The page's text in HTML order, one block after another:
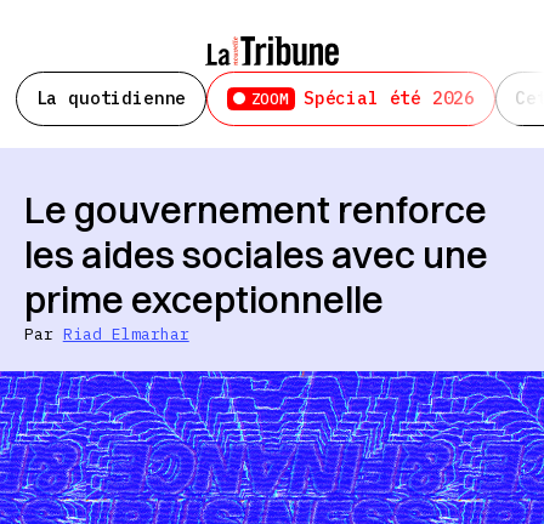
La quotidienne ZOOM Spécial été 2026
Le gouvernement renforce
les aides sociales avec une
prime exceptionnelle
Par Riad Elmarhar